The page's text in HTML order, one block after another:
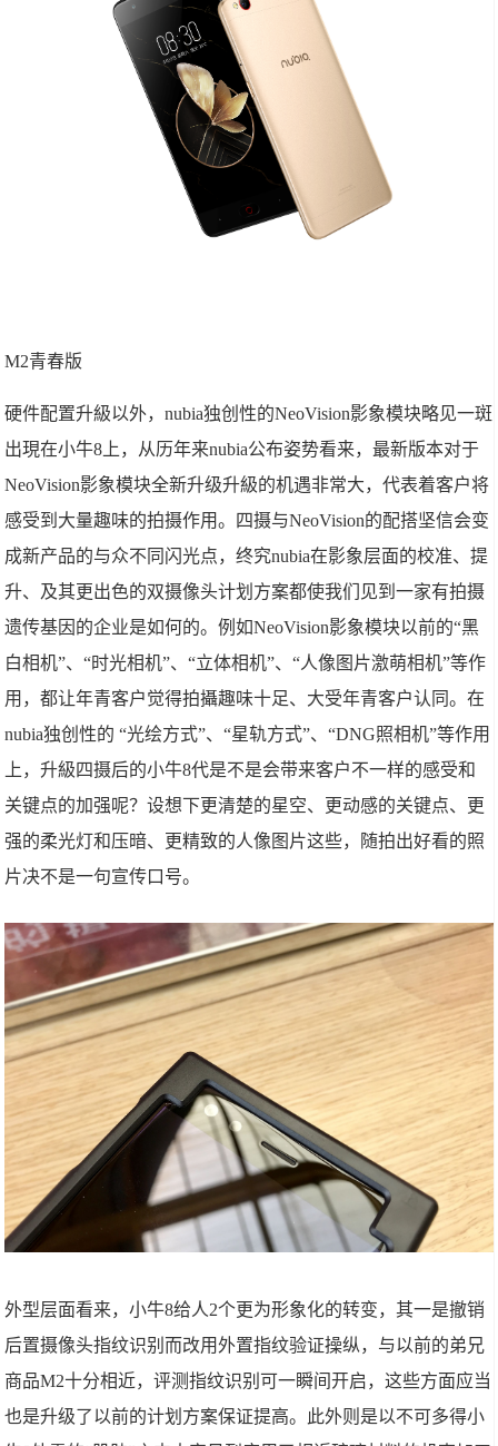
M2青春版
硬件配置升級以外，nubia独创性的NeoVision影象模块略见一斑
出現在小牛8上，从历年来nubia公布姿势看来，最新版本对于
NeoVision影象模块全新升级升級的机遇非常大，代表着客户将
感受到大量趣味的拍摄作用。四摄与NeoVision的配搭坚信会变
成新产品的与众不同闪光点，终究nubia在影象层面的校准、提
升、及其更出色的双摄像头计划方案都使我们见到一家有拍摄
遗传基因的企业是如何的。例如NeoVision影象模块以前的“黑
白相机”、“时光相机”、“立体相机”、“人像图片激萌相机”等作
用，都让年青客户觉得拍攝趣味十足、大受年青客户认同。在
nubia独创性的 “光绘方式”、“星轨方式”、“DNG照相机”等作用
上，升級四摄后的小牛8代是不是会带来客户不一样的感受和
关键点的加强呢？设想下更清楚的星空、更动感的关键点、更
强的柔光灯和压暗、更精致的人像图片这些，随拍出好看的照
片决不是一句宣传口号。
外型层面看来，小牛8给人2个更为形象化的转变，其一是撤销
后置摄像头指纹识别而改用外置指纹验证操纵，与以前的弟兄
商品M2十分相近，评测指纹识别可一瞬间开启，这些方面应当
也是升级了以前的计划方案保证提高。此外则是以不可多得小